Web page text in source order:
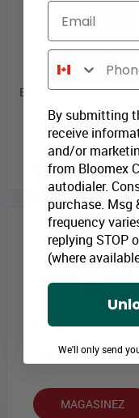
Bouquet Meilleur
Valentin
Prix Bloomex:
MAGASINEZ
Dix superbes lys
Prix Bloomex:
MAGASINEZ
Email
Phone Number
By submitting
receive
and/or
from Bloomex
autodialer.
purchase. Msg
frequency
replying STOP
(where
We'll only send